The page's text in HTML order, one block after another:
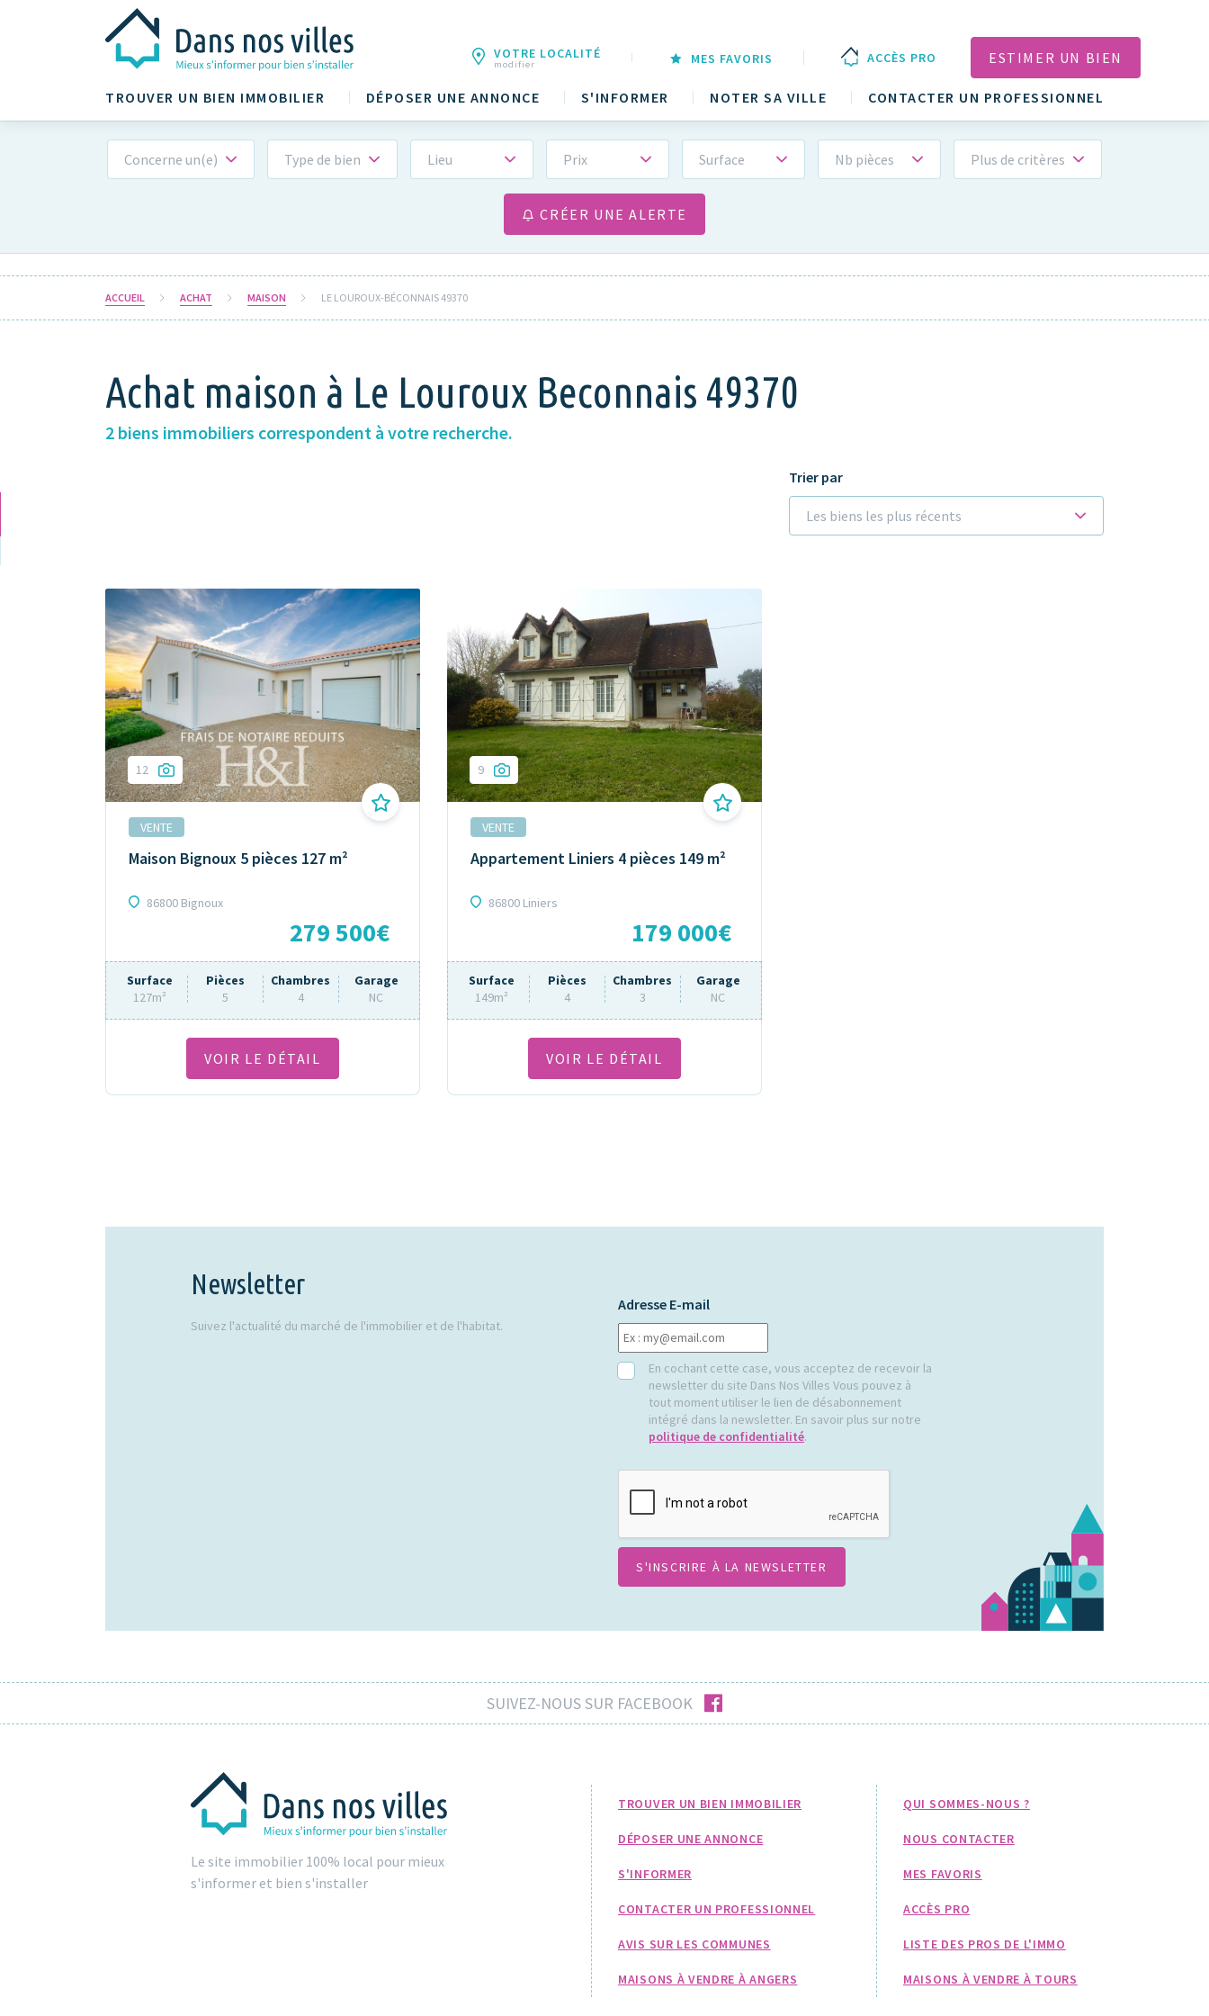
TROUVER UN BIEN IMMOBILIER DÉPOSER UNE ANNONCE S'INFORMER NOTER SA VILLE CONTACTER UN PROFESSIONNEL
VOTRE LOCALITÉ
modifier MES FAVORIS ACCÈS PRO ESTIMER UN BIEN
Concerne un(e) Type de bien Lieu Prix Surface Nb pièces Plus de critères
CRÉER UNE ALERTE
ACCUEIL ACHAT MAISON LE LOUROUX-BÉCONNAIS 49370
Achat maison à Le Louroux Beconnais 49370
2 biens immobiliers correspondent à votre recherche.
Trier par
Les biens les plus récents
12
VENTE
Maison Bignoux 5 pièces 127 m²
86800 Bignoux
279 500€
Surface
127m²
Pièces
5
Chambres
4
Garage
NC
VOIR LE DÉTAIL
9
VENTE
Appartement Liniers 4 pièces 149 m²
86800 Liniers
179 000€
Surface
149m²
Pièces
4
Chambres
3
Garage
NC
VOIR LE DÉTAIL
Newsletter
Suivez l'actualité du marché de l'immobilier et de l'habitat.
Adresse E-mail
RGPDEn cochant cette case, vous acceptez de recevoir la
newsletter du site Dans Nos Villes Vous pouvez à
tout moment utiliser le lien de désabonnement
intégré dans la newsletter. En savoir plus sur notre
politique de confidentialité.
SUIVEZ-NOUS SUR FACEBOOK facebook
Le site immobilier 100% local pour mieux
s'informer et bien s'installer
TROUVER UN BIEN IMMOBILIER
DÉPOSER UNE ANNONCE
S'INFORMER
CONTACTER UN PROFESSIONNEL
AVIS SUR LES COMMUNES
MAISONS À VENDRE À ANGERS
QUI SOMMES-NOUS ?
NOUS CONTACTER
MES FAVORIS
ACCÈS PRO
LISTE DES PROS DE L'IMMO
MAISONS À VENDRE À TOURS